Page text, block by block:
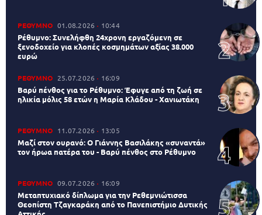
ΡΕΘΥΜΝΟ 01.08.2026 10:44
Ρέθυμνο: Συνελήφθη 24χρονη εργαζόμενη σε
ξενοδοχείο για κλοπές κοσμημάτων αξίας 38.000
ευρώ
ΡΕΘΥΜΝΟ 25.07.2026 16:09
Βαρύ πένθος για το Ρέθυμνο: Έφυγε από τη ζωή σε
ηλικία μόλις 58 ετών η Μαρία Κλάδου - Χανιωτάκη
ΡΕΘΥΜΝΟ 11.07.2026 13:05
Μαζί στον ουρανό: Ο Γιάννης Βασιλάκης «συναντά»
τον ήρωα πατέρα του - Βαρύ πένθος στο Ρέθυμνο
ΡΕΘΥΜΝΟ 09.07.2026 16:09
Μεταπτυχιακό δίπλωμα για την Ρεθεμνιώτισσα
Θεοπίστη Τζαγκαράκη από το Πανεπιστήμιο Δυτικής